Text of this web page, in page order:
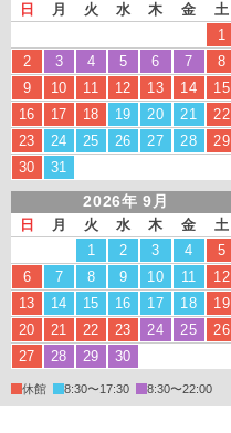
日 月 火 水 木 金
土
1
2
3 4 5 6 7
8
9
10 11 12 13 14
15
16
17 18 19 20 21
22
23
24 25 26 27 28
29
30
31
2026年 9月
日 月 火 水 木 金
土
1
2 3 4
5
6
7 8 9 10 11
12
13
14 15 16 17 18
19
20
21 22 23 24 25
26
27
28 29 30
休館 8:30〜17:30 8:30〜22:00